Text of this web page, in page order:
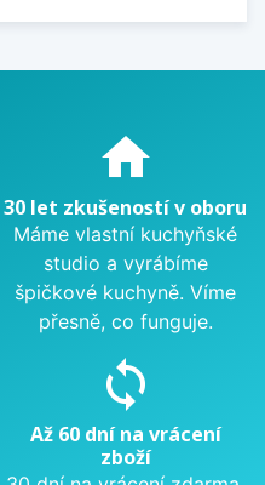
home
30 let zkušeností v oboru
Máme vlastní kuchyňské
studio a vyrábíme
špičkové kuchyně. Víme
přesně, co funguje.
sync
Až 60 dní na vrácení
zboží